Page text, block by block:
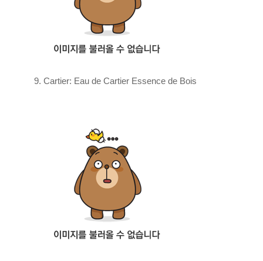
9. Cartier: Eau de Cartier Essence de Bois